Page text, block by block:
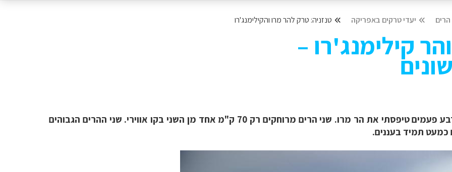
הרים יעדי טרקים באפריקה טנזניה: טרק להר מרו והקילימנג'רו
קילימנג'רו –
שש פעמים טיפסתי את הר הקילימנג'רו. ארבע פעמים טיפסתי את הר מרו. שני הרים מרוחקים רק 70 ק"מ אחד מן השני בקו אווירי. שני ההרים הגבוהים
כמעט תמיד בעננים.